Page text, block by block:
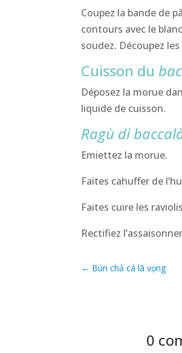
Coupez la bande de
contours avec le
soudez. Découpez
Cuisson du
Déposez la morue
liquide de cuisson.
Ragù di
Emiettez la morue.
Faites cahuffer de
Faites cuire les
Rectifiez
← Bún chả cá lã vọng
0